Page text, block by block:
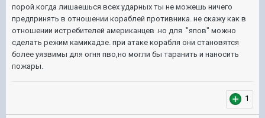
порой.когда лишаешься всех ударных ты не можешь ничего
предпринять в отношении кораблей противника. не скажу как в
отношении истребителей американцев .но для "япов" можно
сделать режим камикадзе. при атаке корабля они становятся
более уязвимы для огня пво,но могли бы таранить и наносить
пожары.
1